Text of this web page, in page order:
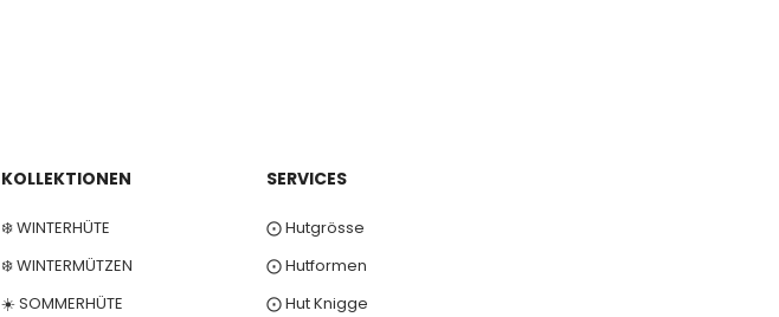
KOLLEKTIONEN
❄️ WINTERHÜTE
❄️ WINTERMÜTZEN
☀️ SOMMERHÜTE
SERVICES
⨀ Hutgrösse
⨀ Hutformen
⨀ Hut Knigge